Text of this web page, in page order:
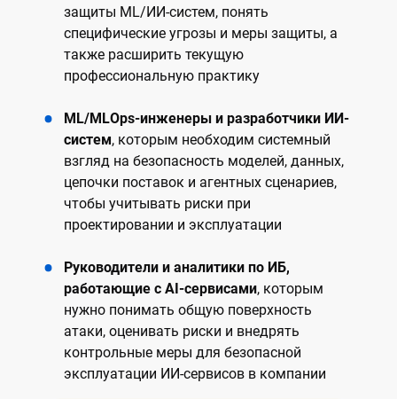
защиты ML/ИИ-систем, понять
специфические угрозы и меры защиты, а
также расширить текущую
профессиональную практику
ML/MLOps-инженеры и разработчики ИИ-
систем, которым необходим системный
взгляд на безопасность моделей, данных,
цепочки поставок и агентных сценариев,
чтобы учитывать риски при
проектировании и эксплуатации
Руководители и аналитики по ИБ,
работающие с AI-сервисами, которым
нужно понимать общую поверхность
атаки, оценивать риски и внедрять
контрольные меры для безопасной
эксплуатации ИИ-сервисов в компании